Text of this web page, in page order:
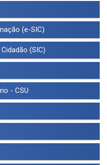
(e-SIC)
(SIC)
- CSU